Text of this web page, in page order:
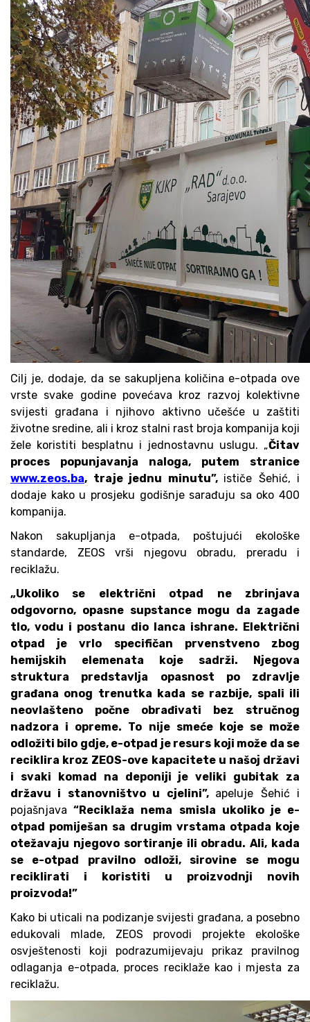
Cilj je, dodaje, da se sakupljena količina e-otpada ove
vrste svake godine povećava kroz razvoj kolektivne
svijesti građana i njihovo aktivno učešće u zaštiti
životne sredine, ali i kroz stalni rast broja kompanija koji
žele koristiti besplatnu i jednostavnu uslugu. „Čitav
proces popunjavanja naloga, putem stranice
www.zeos.ba, traje jednu minutu”, ističe Šehić, i
dodaje kako u prosjeku godišnje sarađuju sa oko 400
kompanija.
Nakon sakupljanja e-otpada, poštujući ekološke
standarde, ZEOS vrši njegovu obradu, preradu i
reciklažu.
„Ukoliko se električni otpad ne zbrinjava
odgovorno, opasne supstance mogu da zagade
tlo, vodu i postanu dio lanca ishrane. Električni
otpad je vrlo specifičan prvenstveno zbog
hemijskih elemenata koje sadrži. Njegova
struktura predstavlja opasnost po zdravlje
građana onog trenutka kada se razbije, spali ili
neovlašteno počne obrađivati bez stručnog
nadzora i opreme. To nije smeće koje se može
odložiti bilo gdje, e-otpad je resurs koji može da se
reciklira kroz ZEOS-ove kapacitete u našoj državi
i svaki komad na deponiji je veliki gubitak za
državu i stanovništvo u cjelini”, apeluje Šehić i
pojašnjava “Reciklaža nema smisla ukoliko je e-
otpad pomiješan sa drugim vrstama otpada koje
otežavaju njegovo sortiranje ili obradu. Ali, kada
se e-otpad pravilno odloži, sirovine se mogu
reciklirati i koristiti u proizvodnji novih
proizvoda!”
Kako bi uticali na podizanje svijesti građana, a posebno
edukovali mlade, ZEOS provodi projekte ekološke
osvještenosti koji podrazumijevaju prikaz pravilnog
odlaganja e-otpada, proces reciklaže kao i mjesta za
reciklažu.